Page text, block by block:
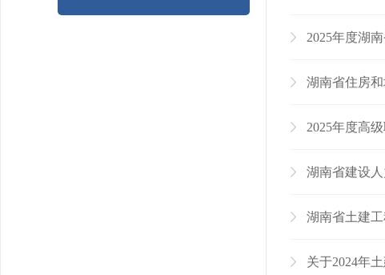
2025年度湖
湖南省住房和
2025年度高
湖南省建设
湖南省土建工
关于2024年